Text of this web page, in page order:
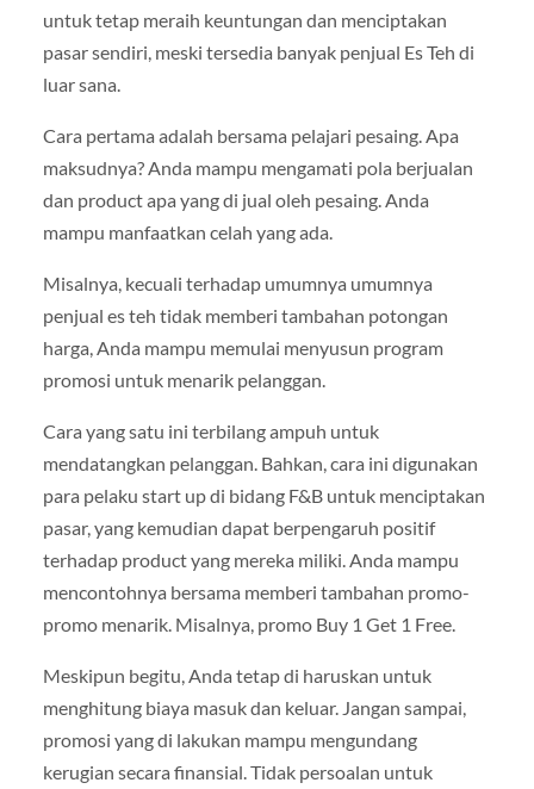
untuk tetap meraih keuntungan dan menciptakan
pasar sendiri, meski tersedia banyak penjual Es Teh di
luar sana.
Cara pertama adalah bersama pelajari pesaing. Apa
maksudnya? Anda mampu mengamati pola berjualan
dan product apa yang di jual oleh pesaing. Anda
mampu manfaatkan celah yang ada.
Misalnya, kecuali terhadap umumnya umumnya
penjual es teh tidak memberi tambahan potongan
harga, Anda mampu memulai menyusun program
promosi untuk menarik pelanggan.
Cara yang satu ini terbilang ampuh untuk
mendatangkan pelanggan. Bahkan, cara ini digunakan
para pelaku start up di bidang F&B untuk menciptakan
pasar, yang kemudian dapat berpengaruh positif
terhadap product yang mereka miliki. Anda mampu
mencontohnya bersama memberi tambahan promo-
promo menarik. Misalnya, promo Buy 1 Get 1 Free.
Meskipun begitu, Anda tetap di haruskan untuk
menghitung biaya masuk dan keluar. Jangan sampai,
promosi yang di lakukan mampu mengundang
kerugian secara finansial. Tidak persoalan untuk